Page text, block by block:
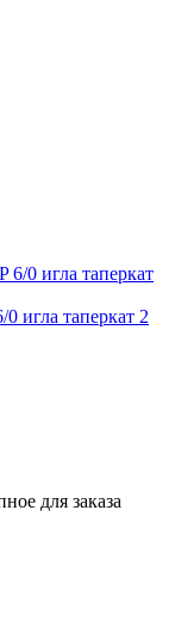
игла таперкат 2
для заказа